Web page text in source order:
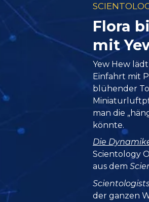
Flora
mit
Yew Hew
Einfahrt mit
blühender
man die
könnte.
Die
Scientology
aus dem
der ganzen